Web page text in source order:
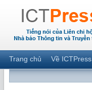
Trang chủ Về ICTPress